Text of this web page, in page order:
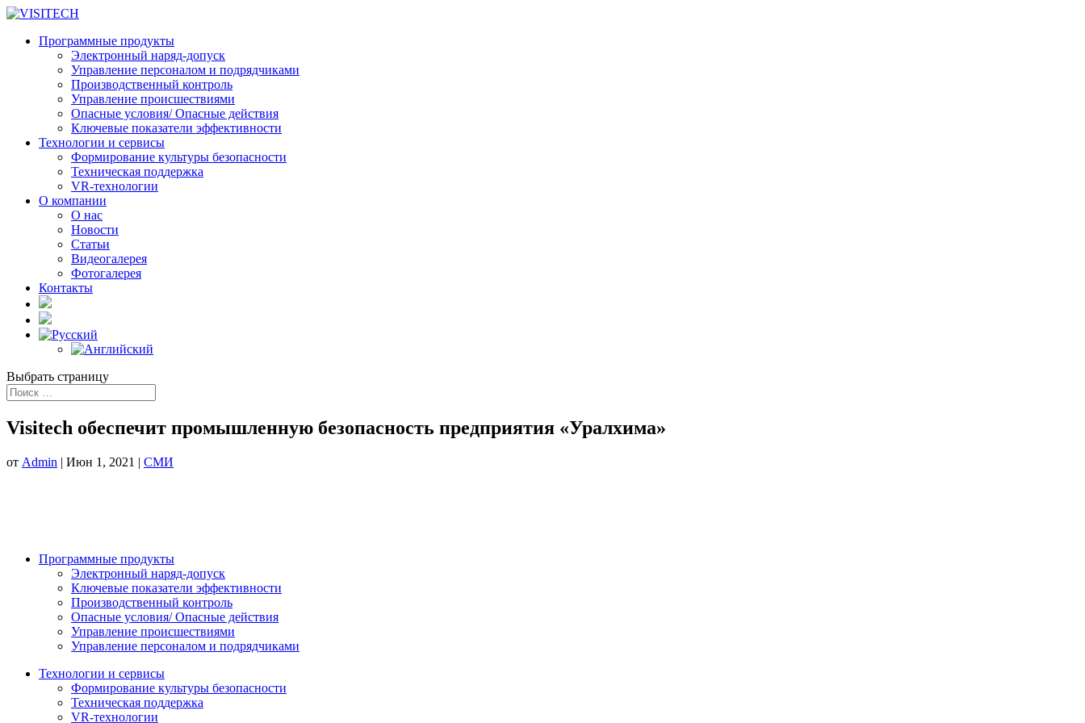
Программные продукты
Электронный наряд-допуск
Управление персоналом и подрядчиками
Производственный контроль
Управление происшествиями
Опасные условия/ Опасные действия
Ключевые показатели эффективности
Технологии и сервисы
Формирование культуры безопасности
Техническая поддержка
VR-технологии
О компании
О нас
Новости
Статьи
Видеогалерея
Фотогалерея
Контакты
Выбрать страницу
Visitech обеспечит промышленную безопасность предприятия «Уралхима»
от Admin | Июн 1, 2021 | СМИ
Программные продукты
Электронный наряд-допуск
Ключевые показатели эффективности
Производственный контроль
Опасные условия/ Опасные действия
Управление происшествиями
Управление персоналом и подрядчиками
Технологии и сервисы
Формирование культуры безопасности
Техническая поддержка
VR-технологии